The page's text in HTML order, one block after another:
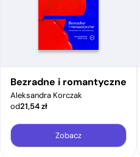
Bezradne i romantyczne
Aleksandra Korczak
od21,54zł
Zobacz